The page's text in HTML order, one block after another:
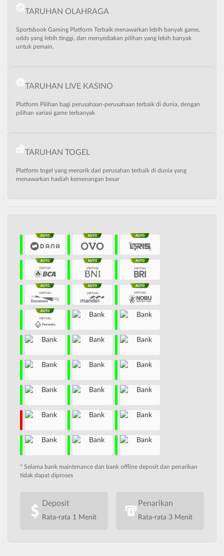
TARUHAN OLAHRAGA
Sportsbook Gaming Platform Terbaik menawarkan lebih banyak game,
odds yang lebih tinggi, dan menyediakan pilihan yang lebih banyak
untuk pemain.
TARUHAN LIVE KASINO
Platform Pilihan bagi perusahaan-perusahaan terbaik di dunia, dengan
pilihan variasi game terbanyak
TARUHAN TOGEL
Platform togel yang menarik dari perusahan terbaik di dunia yang
menawarkan hadiah kemenangan besar
* Selama bank maintenance dan bank offline deposit dan penarikan
tidak dapat diproses
Deposit
Rata-rata 1 Menit
Penarikan
Rata-rata 3 Menit